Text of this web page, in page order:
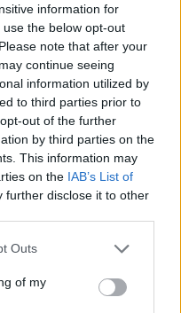
information for
the below opt-out
note that after your
continue seeing
information utilized by
to third parties prior to
out of the further
by third parties on the
This information may
on the IAB’s List of
further disclose it to other
Outs
of my